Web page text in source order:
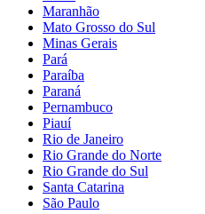
Maranhão
Mato Grosso do Sul
Minas Gerais
Pará
Paraíba
Paraná
Pernambuco
Piauí
Rio de Janeiro
Rio Grande do Norte
Rio Grande do Sul
Santa Catarina
São Paulo